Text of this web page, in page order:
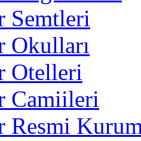
Semtleri
Okulları
Otelleri
Camiileri
Resmi